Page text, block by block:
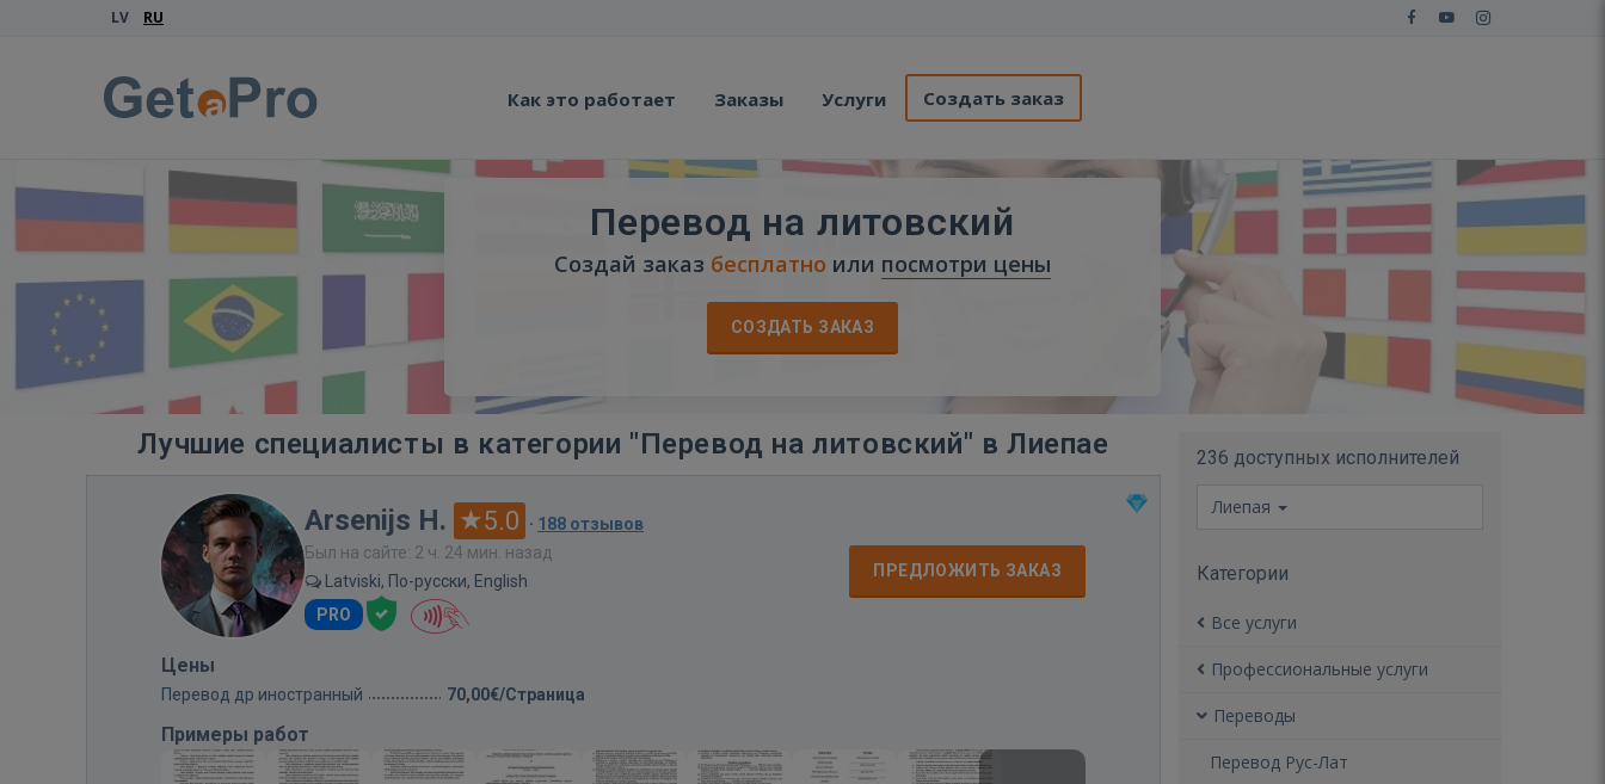
LV RU
Как это работает Заказы Услуги Создать заказ
Перевод на литовский
Создай заказ бесплатно или посмотри цены
СОЗДАТЬ ЗАКАЗ
Лучшие специалисты в категории "Перевод на литовский" в Лиепае
Arsenijs H. 5.0 · 188 отзывов
Был на сайте: 2 ч. 24 мин. назад
Latviski, По-русски, English
PRO
ПРЕДЛОЖИТЬ ЗАКАЗ
Цены
Перевод др иностранный 70,00€/Страница
Примеры работ
236 доступных исполнителей
Лиепая
Категории
Все услуги
Профессиональные услуги
Переводы
Перевод Рус-Лат